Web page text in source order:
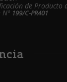
de Producto
199/C-PR401